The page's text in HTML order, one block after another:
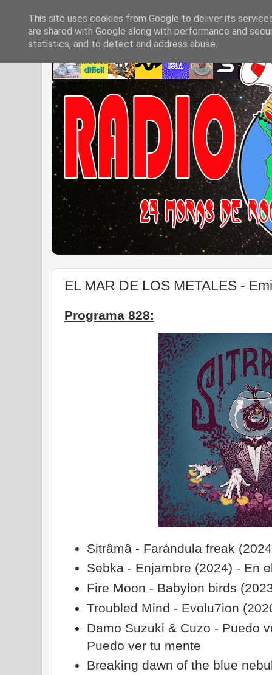
EL MAR DE LOS METALES -
Programa 828:
Sitrâmâ - Farándula freak
Sebka - Enjambre (2024) - En
Fire Moon - Babylon birds
Troubled Mind - Evolu7ion
Damo Suzuki & Cuzo - Puedo
Puedo ver tu mente
Breaking dawn of the blue
This site uses cookies from Google to deliver its
are shared with Google along with performance and
statistics, and to detect and address abuse.